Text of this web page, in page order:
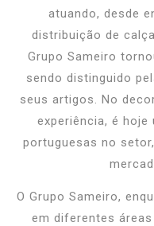
atuando, desde
distribuição de
Grupo Sameiro
sendo distinguido
seus artigos. No
experiência, é hoje
portuguesas no
O Grupo Sameiro,
em diferentes